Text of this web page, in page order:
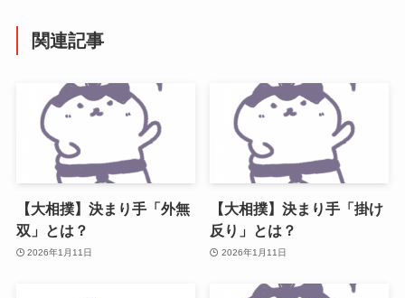
関連記事
【大相撲】決まり手「外無
双」とは？
2026年1月11日
【大相撲】決まり手「掛け
反り」とは？
2026年1月11日